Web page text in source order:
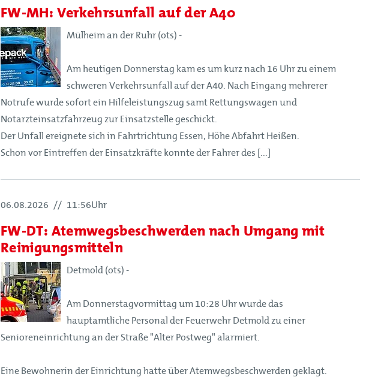
FW-MH: Verkehrsunfall auf der A40
Mülheim an der Ruhr (ots) -
Am heutigen Donnerstag kam es um kurz nach 16 Uhr zu einem
schweren Verkehrsunfall auf der A40. Nach Eingang mehrerer
Notrufe wurde sofort ein Hilfeleistungszug samt Rettungswagen und
Notarzteinsatzfahrzeug zur Einsatzstelle geschickt.
Der Unfall ereignete sich in Fahrtrichtung Essen, Höhe Abfahrt Heißen.
Schon vor Eintreffen der Einsatzkräfte konnte der Fahrer des [...]
06.08.2026 // 11:56Uhr
FW-DT: Atemwegsbeschwerden nach Umgang mit
Reinigungsmitteln
Detmold (ots) -
Am Donnerstagvormittag um 10:28 Uhr wurde das
hauptamtliche Personal der Feuerwehr Detmold zu einer
Senioreneinrichtung an der Straße "Alter Postweg" alarmiert.
Eine Bewohnerin der Einrichtung hatte über Atemwegsbeschwerden geklagt.